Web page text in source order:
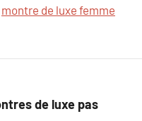
montre de luxe femme
de luxe pas